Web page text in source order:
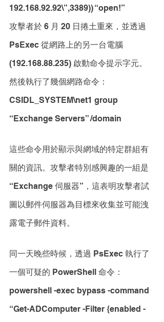
192.168.92.92\”,3389)) “open!”
攻擊者於 6 月 20 日捲土重來，並透過
PsExec 從網路上的另一台電腦
(192.168.88.235) 啟動命令提示字元。
然後執行了幾個網路命令：
CSIDL_SYSTEM\net1 group
“Exchange Servers” /domain
這些命令用於顯示與網域的特定群組有
關的資訊。攻擊者特別感興趣的一組是
“Exchange 伺服器”，這表明攻擊者試
圖以郵件伺服器為目標來收集並可能洩
露電子郵件資料。
同一天晚些時候，透過 PsExec 執行了
一個可疑的 PowerShell 命令：
powershell -exec bypass -command
“Get-ADComputer -Filter {enabled -